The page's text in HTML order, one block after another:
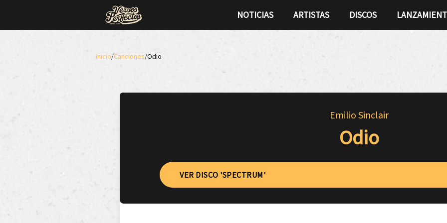
NOTICIAS ARTISTAS DISCOS
Inicio/Canciones/Odio
Emilio Sinclair
Odio
VER DISCO 'SPECTRUM'